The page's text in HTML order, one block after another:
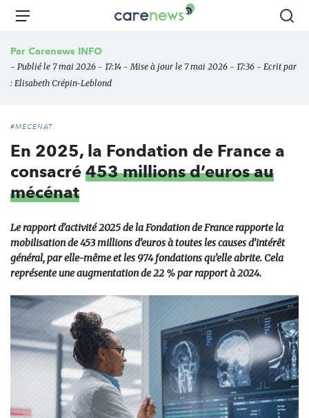
Aller
principal
Carenews,
des
Menu
Par Carenews INFO
- Publié le 7 mai 2026 - 17:14 - Mise à jour le 7 mai 2026 - 17:36 - Ecrit par
: Elisabeth Crépin-Leblond
#MÉCÉNAT
En 2025, la Fondation de France a
consacré 453 millions d’euros au
mécénat
Le rapport d’activité 2025 de la Fondation de France rapporte la
mobilisation de 453 millions d’euros à toutes les causes d’intérêt
général, par elle-même et les 974 fondations qu’elle abrite. Cela
représente une augmentation de 22 % par rapport à 2024.